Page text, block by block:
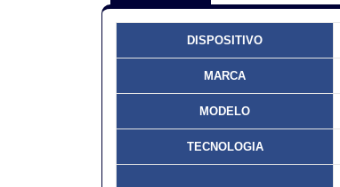
DISPOSITIVO
MARCA
MODELO
TECNOLOGIA